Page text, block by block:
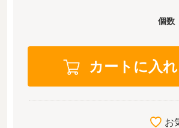
個数
お